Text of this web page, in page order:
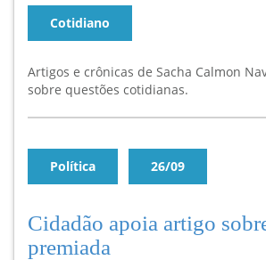
Cotidiano
Artigos e crônicas de Sacha Calmon
sobre questões cotidianas.
Política 26/09
Cidadão apoia artigo
premiada